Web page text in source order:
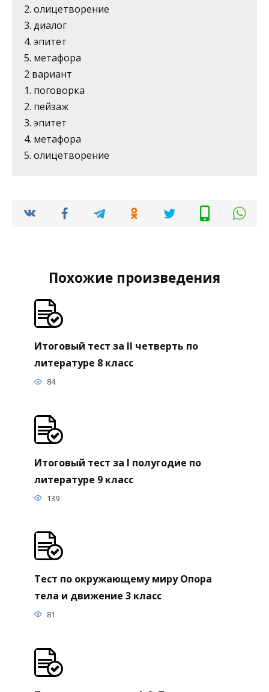
2. олицетворение
3. диалог
4. эпитет
5. метафора
2 вариант
1. поговорка
2. пейзаж
3. эпитет
4. метафора
5. олицетворение
Похожие произведения
Итоговый тест за II четверть по
литературе 8 класс
84
Итоговый тест за I полугодие по
литературе 9 класс
139
Тест по окружающему миру Опора
тела и движение 3 класс
81